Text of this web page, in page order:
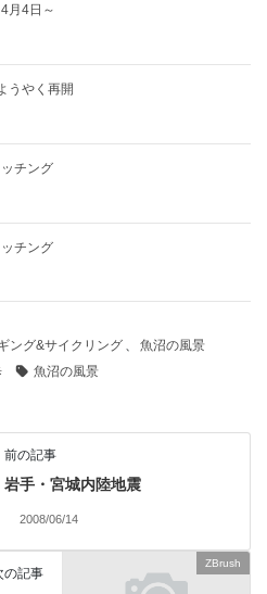
月4日～
うやく再開
チング
チング
ング&サイクリング 、 魚沼の風景
魚沼の風景
前の記事
岩手・宮城内陸地震
2008/06/14
ZBrush
の記事